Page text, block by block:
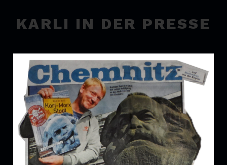
KARLI IN DER PRESSE